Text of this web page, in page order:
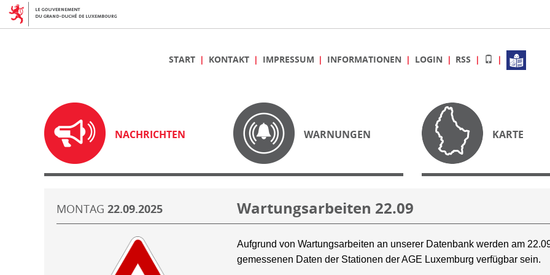
START KONTAKT IMPRESSUM INFORMATIONEN LOGIN RSS
NACHRICHTEN WARNUNGEN KARTE
MONTAG 22.09.2025 Wartungsarbeiten 22.09
Aufgrund von Wartungsarbeiten an unserer Datenbank werden am
gemessenen Daten der Stationen der AGE Luxemburg verfügbar sein.